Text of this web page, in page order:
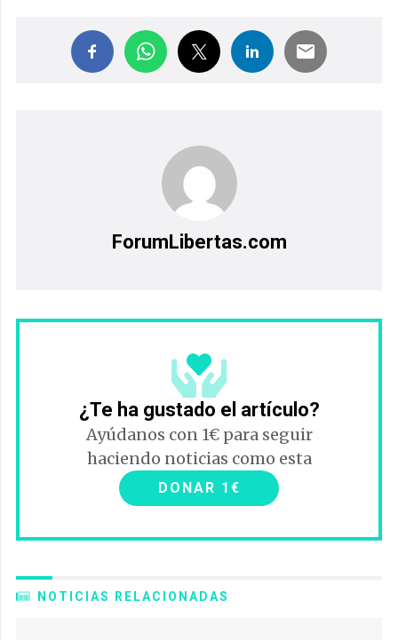
ForumLibertas.com
¿Te ha gustado el artículo?
Ayúdanos con 1€ para seguir
haciendo noticias como esta
DONAR 1€
NOTICIAS RELACIONADAS